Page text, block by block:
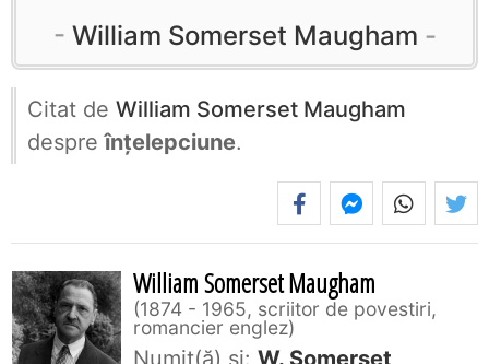
William Somerset Maugham
Citat de William Somerset Maugham
despreînțelepciune.
William Somerset Maugham
1874 - 1965, scriitor de povestiri,
romancier englez